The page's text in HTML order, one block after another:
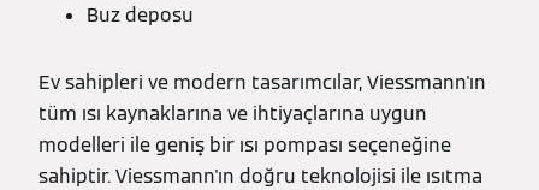
Buz deposu
Ev sahipleri ve modern tasarımcılar, Viessmann'ın
tüm ısı kaynaklarına ve ihtiyaçlarına uygun
modelleri ile geniş bir ısı pompası seçeneğine
sahiptir. Viessmann'ın doğru teknolojisi ile ısıtma